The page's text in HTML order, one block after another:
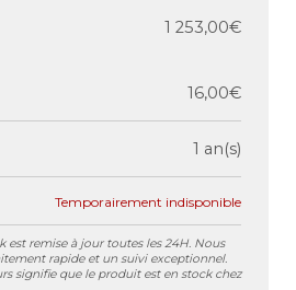
1 253,00€
16,00€
1 an(s)
Temporairement indisponible
est remise à jour toutes les 24H. Nous
rapide et un suivi exceptionnel.
signifie que le produit est en stock chez